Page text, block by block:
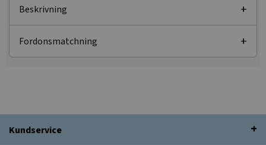
Beskrivning
Fordonsmatchning
Kundservice